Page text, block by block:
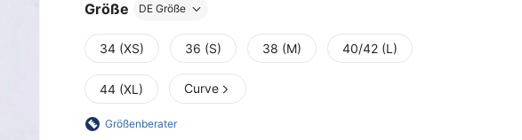
Größe DE Größe
34 (XS) 36 (S) 38 (M) 40/42 (L)
44 (XL) Curve
Größenberater